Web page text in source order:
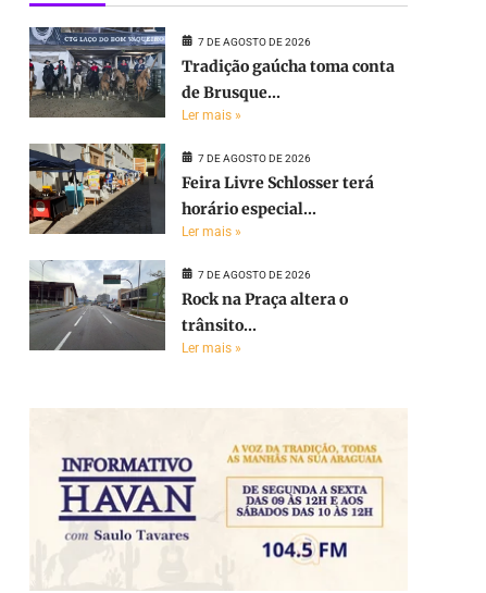
7 DE AGOSTO DE 2026
Tradição gaúcha toma conta
de Brusque...
Ler mais »
7 DE AGOSTO DE 2026
Feira Livre Schlosser terá
horário especial...
Ler mais »
7 DE AGOSTO DE 2026
Rock na Praça altera o
trânsito...
Ler mais »